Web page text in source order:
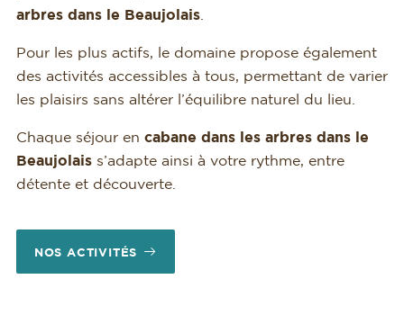
arbres dans le Beaujolais.
Pour les plus actifs, le domaine propose également
des activités accessibles à tous, permettant de varier
les plaisirs sans altérer l’équilibre naturel du lieu.
Chaque séjour en cabane dans les arbres dans le
Beaujolaiss’adapte ainsi à votre rythme, entre
détente et découverte.
NOS ACTIVITÉS